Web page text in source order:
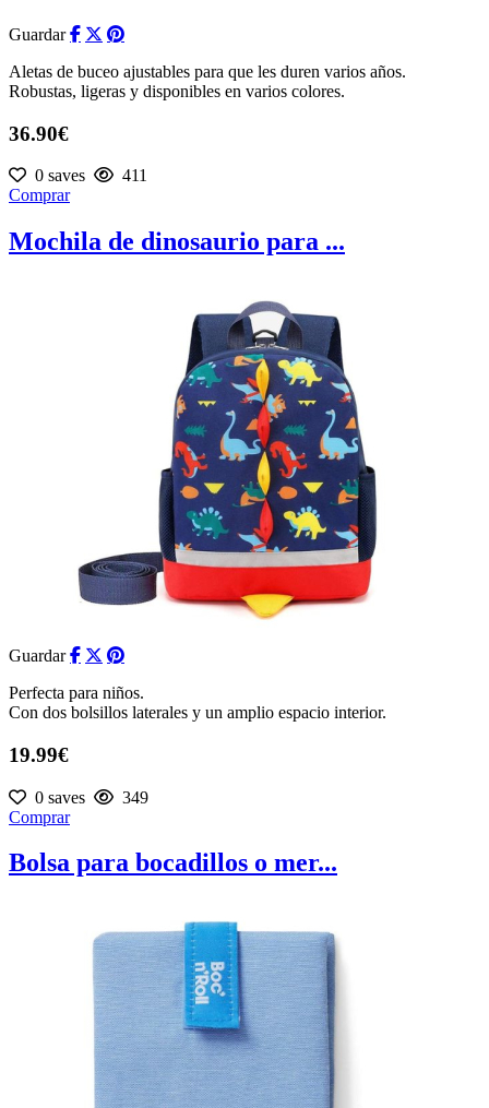
Guardar
Aletas de buceo ajustables para que les duren varios años.
Robustas, ligeras y disponibles en varios colores.
36.90€
0 saves
411
Comprar
Mochila de dinosaurio para ...
Guardar
Perfecta para niños.
Con dos bolsillos laterales y un amplio espacio interior.
19.99€
0 saves
349
Comprar
Bolsa para bocadillos o mer...